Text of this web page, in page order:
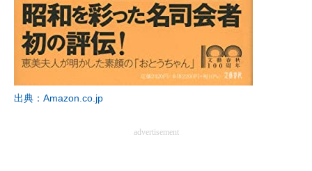
出典：Amazon.co.jp
advertisement